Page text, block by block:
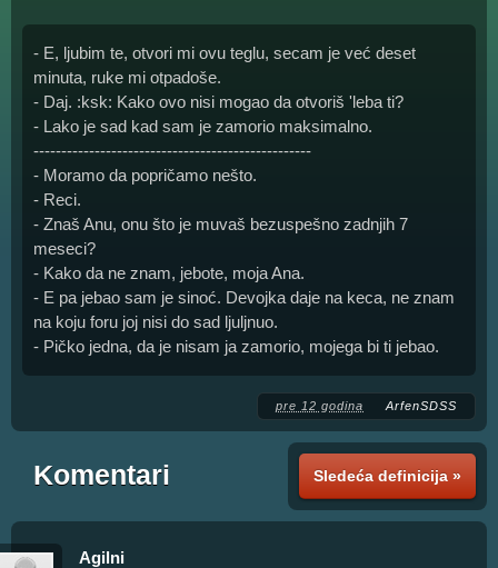
- E, ljubim te, otvori mi ovu teglu, secam je već deset
minuta, ruke mi otpadoše.
- Daj. :ksk: Kako ovo nisi mogao da otvoriš 'leba ti?
- Lako je sad kad sam je zamorio maksimalno.
--------------------------------------------------
- Moramo da popričamo nešto.
- Reci.
- Znaš Anu, onu što je muvaš bezuspešno zadnjih 7
meseci?
- Kako da ne znam, jebote, moja Ana.
- E pa jebao sam je sinoć. Devojka daje na keca, ne znam
na koju foru joj nisi do sad ljuljnuo.
- Pičko jedna, da je nisam ja zamorio, mojega bi ti jebao.
pre 12 godina ArfenSDSS
Sledeća definicija »
Komentari
Agilni